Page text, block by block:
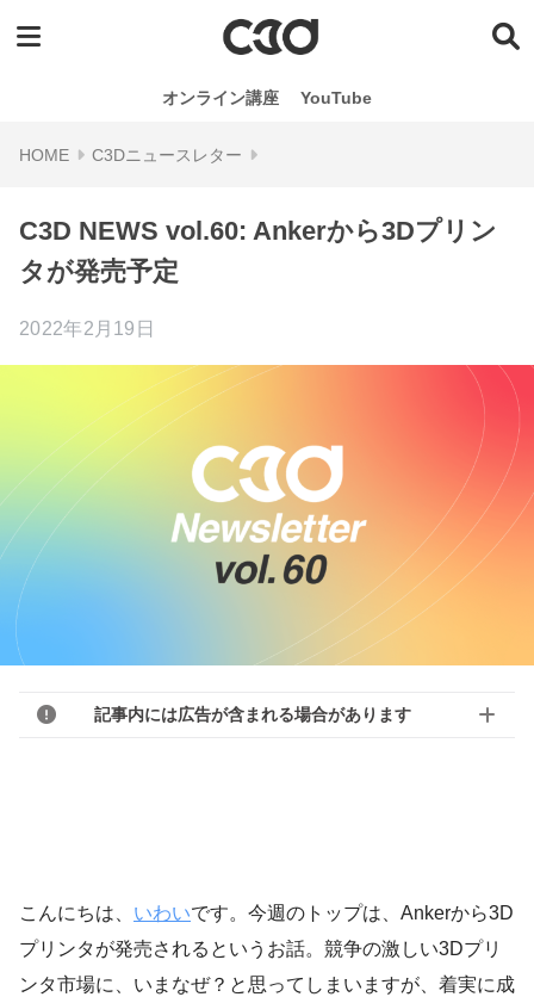
オンライン講座 YouTube
C3Dニュースレター
C3D NEWS vol.60: Ankerから3Dプリン
タが発売予定
2022年2月19日
記事内には広告が含まれる場合があります
こんにちは、 いわいです。今週のトップは、Ankerから3D
プリンタが発売されるというお話。競争の激しい3Dプリ
ンタ市場に、いまなぜ？と思ってしまいますが、着実に成